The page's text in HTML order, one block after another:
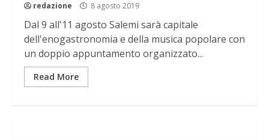
redazione 8 agosto 2019
Dal 9 all'11 agosto Salemi sarà capitale
dell'enogastronomia e della musica popolare con
un doppio appuntamento organizzato...
Read More